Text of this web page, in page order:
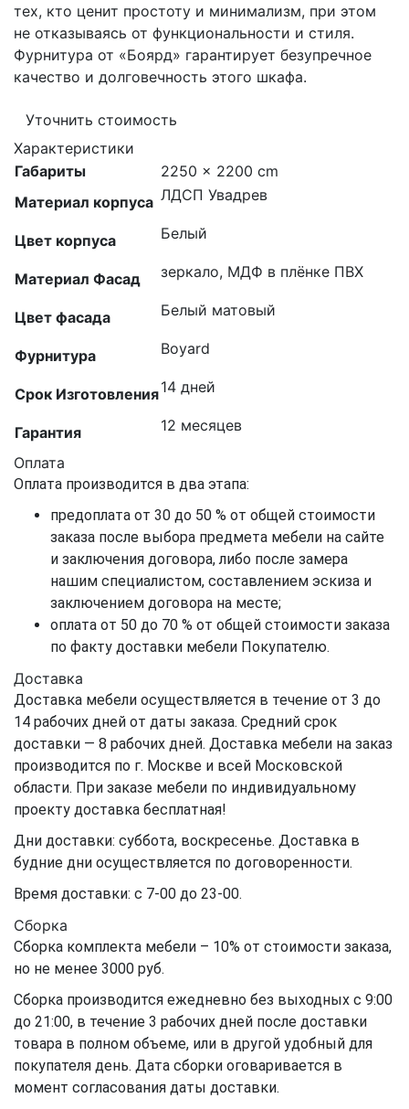
тех, кто ценит простоту и минимализм, при этом
не отказываясь от функциональности и стиля.
Фурнитура от «Боярд» гарантирует безупречное
качество и долговечность этого шкафа.
Уточнить стоимость
Характеристики
Габариты
2250 × 2200 cm
Материал корпуса ЛДСП Увадрев
Цвет корпуса Белый
Материал Фасад зеркало, МДФ в плёнке ПВХ
Цвет фасада Белый матовый
Фурнитура Boyard
Срок Изготовления14 дней
Гарантия 12 месяцев
Оплата
Оплата производится в два этапа:
предоплата от 30 до 50 % от общей стоимости
заказа после выбора предмета мебели на сайте
и заключения договора, либо после замера
нашим специалистом, составлением эскиза и
заключением договора на месте;
оплата от 50 до 70 % от общей стоимости заказа
по факту доставки мебели Покупателю.
Доставка
Доставка мебели осуществляется в течение от 3 до
14 рабочих дней от даты заказа. Средний срок
доставки — 8 рабочих дней. Доставка мебели на заказ
производится по г. Москве и всей Московской
области. При заказе мебели по индивидуальному
проекту доставка бесплатная!
Дни доставки: суббота, воскресенье. Доставка в
будние дни осуществляется по договоренности.
Время доставки: с 7-00 до 23-00.
Сборка
Сборка комплекта мебели – 10% от стоимости заказа,
но не менее 3000 руб.
Сборка производится ежедневно без выходных с 9:00
до 21:00, в течение 3 рабочих дней после доставки
товара в полном объеме, или в другой удобный для
покупателя день. Дата сборки оговаривается в
момент согласования даты доставки.